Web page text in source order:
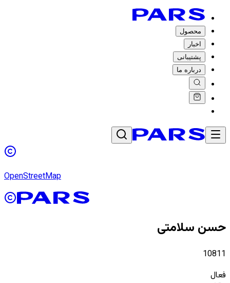
محصول
اخبار
پشتیبانی
درباره ما
OpenStreetMap
حسن سلامتی
10811
فعال